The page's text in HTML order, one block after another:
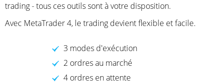
trading - tous ces outils sont à votre disposition.
Avec MetaTrader 4, le trading devient flexible et facile.
3 modes d'exécution
2 ordres au marché
4 ordres en attente